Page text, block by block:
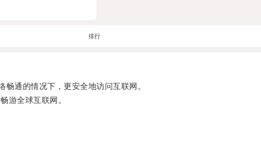
排行
通的情况下，更安全地访问互联网。
游全球互联网。